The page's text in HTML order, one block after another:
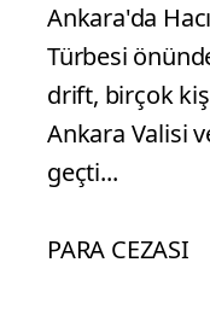
Ankara'da
Türbesi
drift, birçok
Ankara Valisi
geçti...
PARA CEZASI